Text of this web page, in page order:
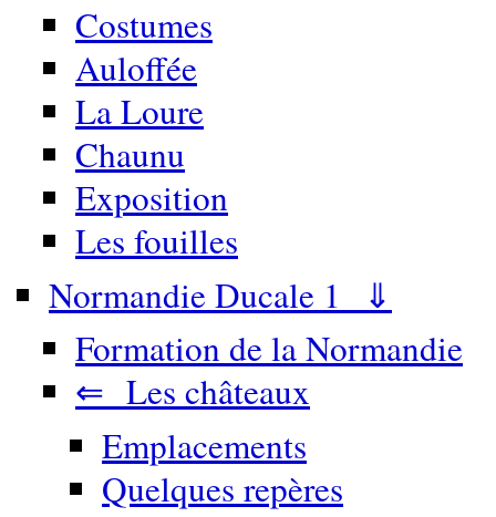
Costumes
Auloffée
La Loure
Chaunu
Exposition
Les fouilles
Normandie Ducale 1 ⇓
Formation de la Normandie
⇐ Les châteaux
Emplacements
Quelques repères